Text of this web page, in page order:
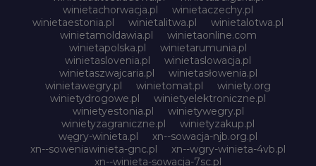
winietachorwacja.pl
winietaczechy.pl
winietaestonia.pl
winietalitwa.pl
winietalotwa.pl
winietamoldawia.pl
winietaonline.com
winietapolska.pl
winietarumunia.pl
winietaslovenia.pl
winietaslowacja.pl
winietaszwajcaria.pl
winietasłowenia.pl
winietawegry.pl
winietomat.pl
winiety.org
winietydrogowe.pl
winietyelektroniczne.pl
winietyestonia.pl
winietywegry.pl
winietyzagraniczne.pl
winietyzakup.pl
węgry-winieta.pl
xn--sowacja-njb.org.pl
xn--soweniawinieta-gnc.pl
xn--wgry-winieta-4vb.pl
xn--winieta-sowacja-7sc.pl